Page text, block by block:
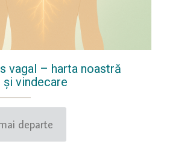
vagal – harta noastră
vindecare
departe